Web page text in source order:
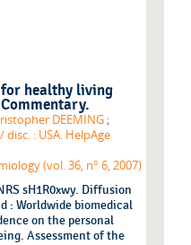
healthy living
DEEMING ;
disc. : USA. HelpAge
(vol. 36, n° 6, 2007)
sH1R0xwy. Diffusion
: Worldwide biomedical
on the personal
Assessment of the